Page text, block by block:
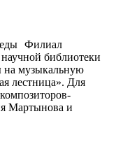
Филиал
библиотеки
на музыкальную
лестница». Для
Мартынова и